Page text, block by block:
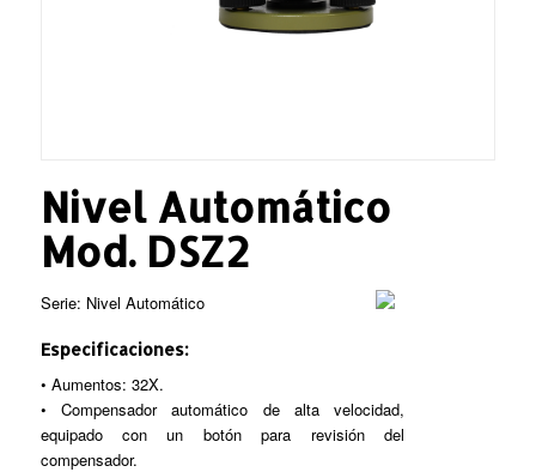
Nivel Automático
Mod. DSZ2
Serie: Nivel Automático
Especificaciones:
• Aumentos: 32X.
• Compensador automático de alta velocidad,
equipado con un botón para revisión del
compensador.